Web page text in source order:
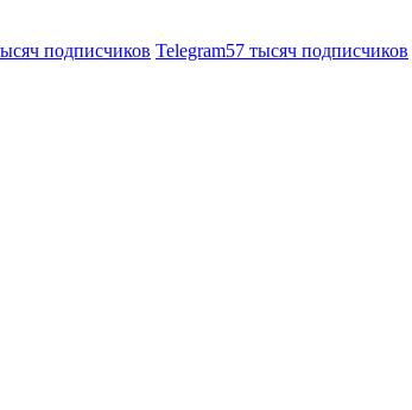
подписчиков Telegram57 тысяч подписчиков